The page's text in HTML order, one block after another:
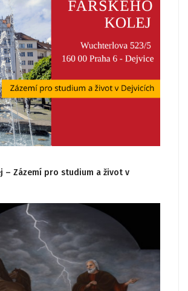
– Zázemí pro studium a život v